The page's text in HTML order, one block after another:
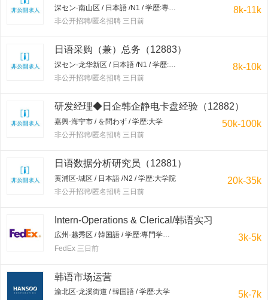
非公开招聘/匿名招聘 三日前
8k-11k
日语采购（兼）总务（12883）
非公开招聘/匿名招聘 三日前
8k-10k
研发经理◆日企韩企静电卡盘经验（12882）
嘉興-海宁市 / を問わず / 学歴:大学
非公开招聘/匿名招聘 三日前
50k-100k
日语数据分析研究员（12881）
黄浦区-城区 / 日本語 /N2 / 学歴:大学院
非公开招聘/匿名招聘 三日前
20k-35k
Intern-Operations & Clerical/韩语实习
広州-越秀区 / 韓国語 / 学歴:専門学校・短大
FedEx 三日前
3k-5k
韩语市场运营
渝北区-龙溪街道 / 韓国語 / 学歴:大学
5k-7k